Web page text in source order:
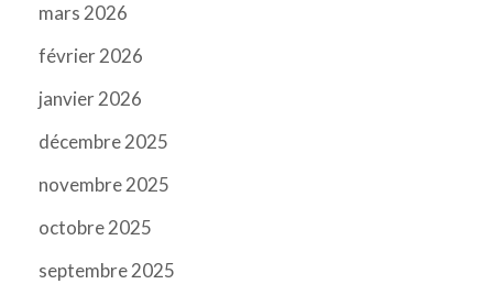
mars 2026
février 2026
janvier 2026
décembre 2025
novembre 2025
octobre 2025
septembre 2025